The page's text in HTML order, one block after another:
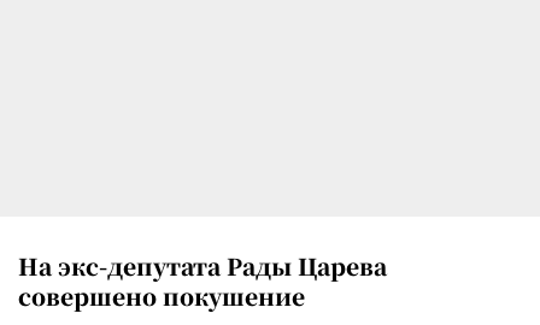
На экс-депутата Рады Царева
совершено покушение